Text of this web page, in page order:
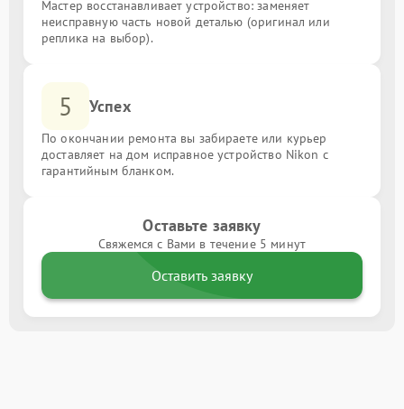
Мастер восстанавливает устройство: заменяет
неисправную часть новой деталью (оригинал или
реплика на выбор).
5 Успех
По окончании ремонта вы забираете или курьер
доставляет на дом исправное устройство Nikon с
гарантийным бланком.
Оставьте заявку
Свяжемся с Вами в течение 5 минут
Оставить заявку